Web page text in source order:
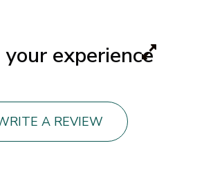
your experience
A REVIEW